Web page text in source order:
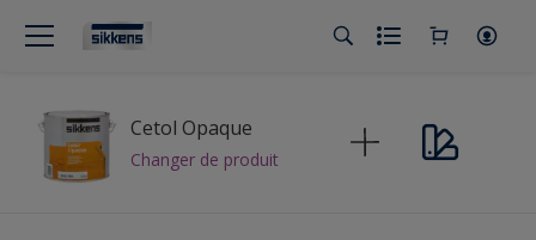
Cetol Opaque
Changer de produit